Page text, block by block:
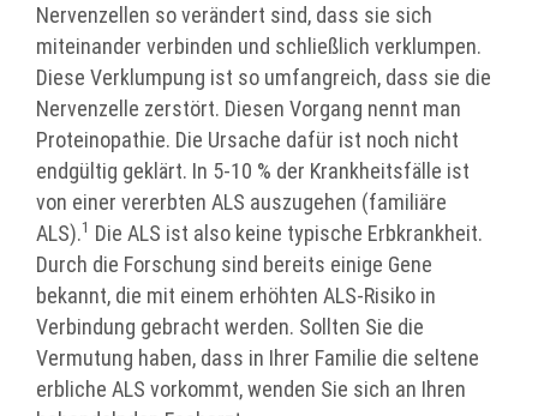
Nervenzellen so verändert sind, dass sie sich
miteinander verbinden und schließlich verklumpen.
Diese Verklumpung ist so umfangreich, dass sie die
Nervenzelle zerstört. Diesen Vorgang nennt man
Proteinopathie. Die Ursache dafür ist noch nicht
endgültig geklärt. In 5-10 % der Krankheitsfälle ist
von einer vererbten ALS auszugehen (familiäre
ALS).1 Die ALS ist also keine typische Erbkrankheit.
Durch die Forschung sind bereits einige Gene
bekannt, die mit einem erhöhten ALS-Risiko in
Verbindung gebracht werden. Sollten Sie die
Vermutung haben, dass in Ihrer Familie die seltene
erbliche ALS vorkommt, wenden Sie sich an Ihren